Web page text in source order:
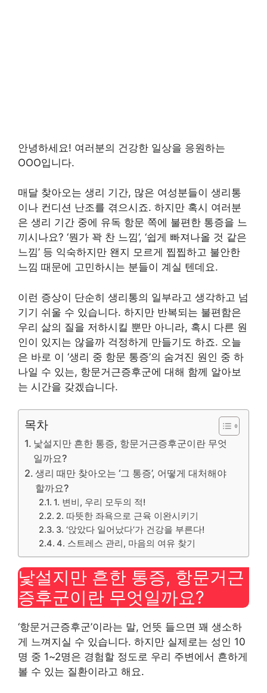
안녕하세요! 여러분의 건강한 일상을 응원하는
OOO입니다.
매달 찾아오는 생리 기간, 많은 여성분들이 생리통
이나 컨디션 난조를 겪으시죠. 하지만 혹시 여러분
은 생리 기간 중에 유독 항문 쪽에 불편한 통증을 느
끼시나요? ‘뭔가 꽉 찬 느낌’, ‘쉽게 빠져나올 것 같은
느낌’ 등 익숙하지만 왠지 모르게 찝찝하고 불안한
느낌 때문에 고민하시는 분들이 계실 텐데요.
이런 증상이 단순히 생리통의 일부라고 생각하고 넘
기기 쉬울 수 있습니다. 하지만 반복되는 불편함은
우리 삶의 질을 저하시킬 뿐만 아니라, 혹시 다른 원
인이 있지는 않을까 걱정하게 만들기도 하죠. 오늘
은 바로 이 ‘생리 중 항문 통증’의 숨겨진 원인 중 하
나일 수 있는, 항문거근증후군에 대해 함께 알아보
는 시간을 갖겠습니다.
목차
낯설지만 흔한 통증, 항문거근증후군이란 무엇
일까요?
생리 때만 찾아오는 ‘그 통증’, 어떻게 대처해야
할까요?
1. 변비, 우리 모두의 적!
2. 따뜻한 좌욕으로 근육 이완시키기
3. ‘앉았다 일어났다’가 건강을 부른다!
4. 스트레스 관리, 마음의 여유 찾기
낯설지만 흔한 통증, 항문거근
증후군이란 무엇일까요?
‘항문거근증후군’이라는 말, 언뜻 들으면 꽤 생소하
게 느껴지실 수 있습니다. 하지만 실제로는 성인 10
명 중 1~2명은 경험할 정도로 우리 주변에서 흔하게
볼 수 있는 질환이라고 해요.